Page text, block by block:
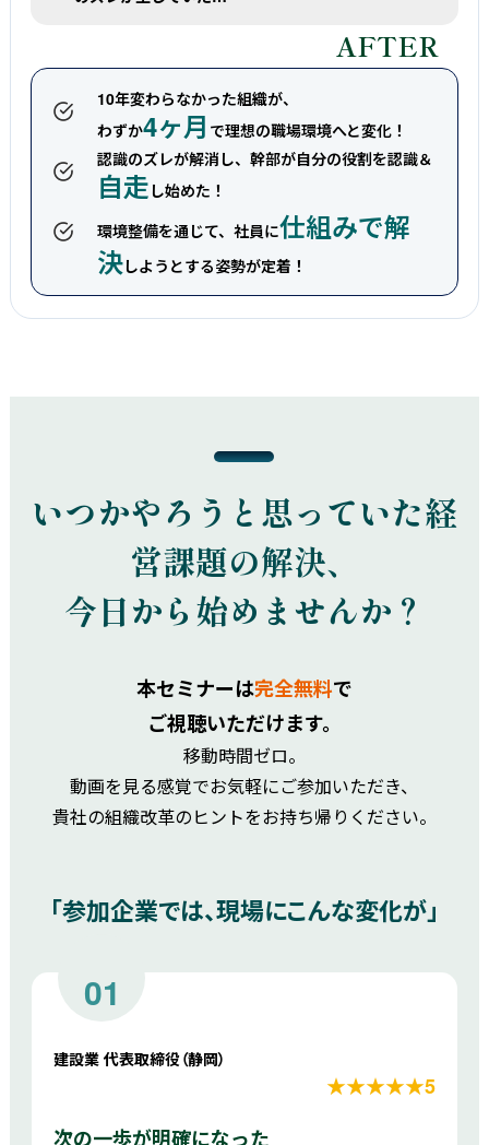
AFTER
10年変わらなかった組織が、
わずか4ヶ月 で理想の職場環境へと変化！
認識のズレが解消し、幹部が自分の役割を認識＆
自走 し始めた！
環境整備を通じて、社員に仕組みで解
決しようとする姿勢が定着！
いつかやろうと思っていた経
営課題の解決、
今日から始めませんか？
本セミナーは完全無料で
ご視聴いただけます。
移動時間ゼロ。
動画を見る感覚でお気軽にご参加いただき、
貴社の組織改革のヒントをお持ち帰りください。
「参加企業では、現場にこんな変化が」
01
建設業 代表取締役（静岡）
★★★★★5
次の一歩が明確になった